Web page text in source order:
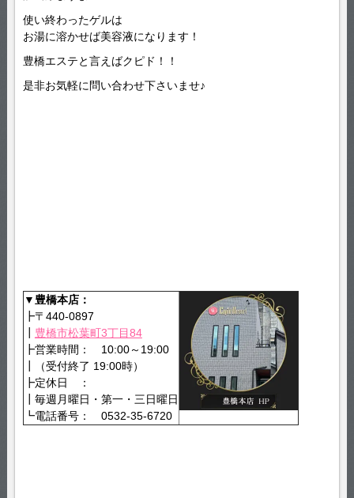
使い終わったゲルは
お湯に溶かせば美容液になります！
豊橋エステと言えばクピド！！
是非お気軽に問い合わせ下さいませ♪
▼豊橋本店：
┣〒440-0897
豊橋市松葉町3丁目84
┣営業時間： 10:00～19:00
┃（受付終了 19:00時）
┣定休日 ：
┃毎週月曜日・第一・三日曜日
┗電話番号： 0532-35-6720